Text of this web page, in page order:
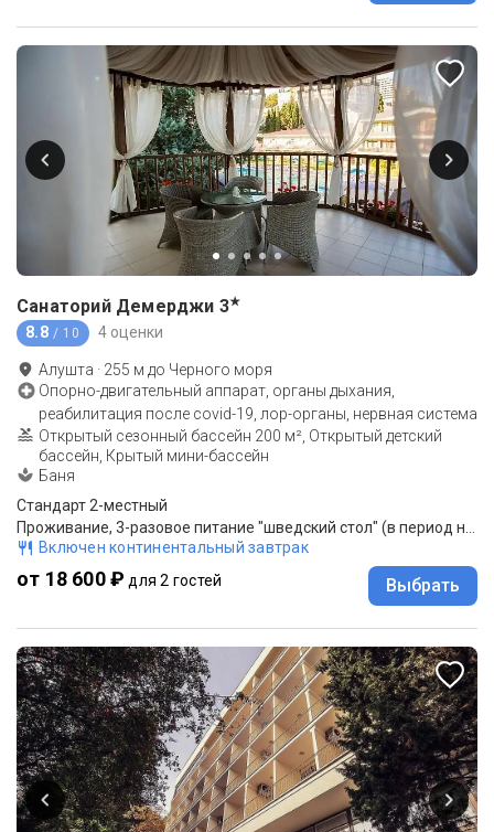
Санаторий Демерджи 3★
8.8 / 10 4 оценки
Алушта · 255 м до Черного моря
Опорно-двигательный аппарат, органы дыхания,
реабилитация после covid-19, лор-органы, нервная система
Открытый сезонный бассейн 200 м², Открытый детский
бассейн, Крытый мини-бассейн
Баня
Стандарт 2-местный
Включен континентальный завтрак
от 18 600 ₽ для 2 гостей Выбрать